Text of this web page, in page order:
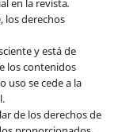
en la revista.
los derechos
y está de
los contenidos
uso se cede a la
de los derechos de